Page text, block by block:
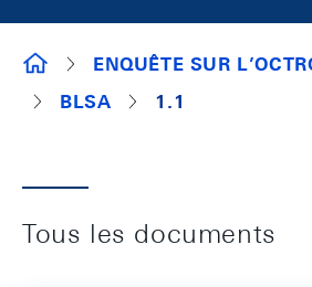
DOCUMENTS D'ENQUÊTE
ENQUÊTE SUR
BLSA
1.1
Tous les documents